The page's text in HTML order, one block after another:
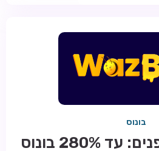
בונוס
חבילת קבלת פנים: עד 280% בונוס